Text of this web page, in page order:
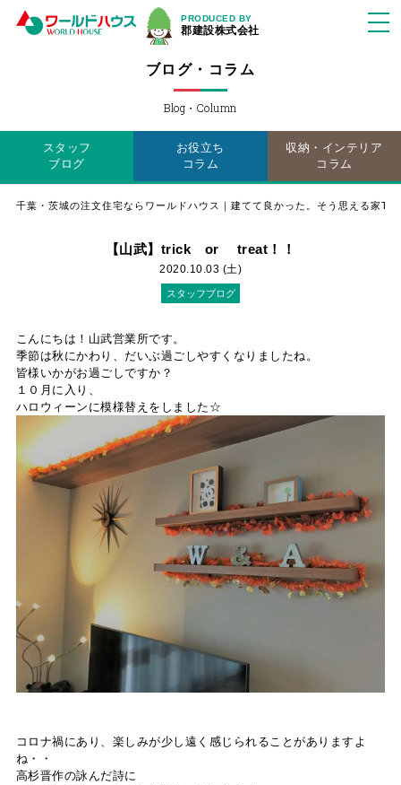
PRODUCED BY
郡建設株式会社
ブログ・コラム
Blog・Column
スタッフ
ブログ
お役立ち
コラム
収納・インテリア
コラム
千葉・茨城の注文住宅ならワールドハウス｜建てて良かった。そう思える家
【山武】trick or treat！！
2020.10.03 (土)
スタッフブログ
こんにちは！山武営業所です。
季節は秋にかわり、だいぶ過ごしやすくなりましたね。
皆様いかがお過ごしですか？
１０月に入り、
ハロウィーンに模様替えをしました☆
コロナ禍にあり、楽しみが少し遠く感じられることがありますよ
ね・・
高杉晋作の詠んだ詩に